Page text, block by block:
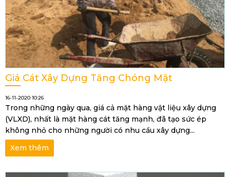
Giá Cát Xây Dựng Tăng Chóng Mặt
16-11-2020 10:26
Trong những ngày qua, giá cả mặt hàng vật liệu xây dựng
(VLXD), nhất là mặt hàng cát tăng mạnh, đã tạo sức ép
không nhỏ cho những người có nhu cầu xây dựng...
Xem thêm